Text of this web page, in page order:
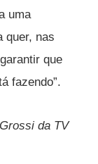
uma
quer, nas
que
fazendo”.
da TV